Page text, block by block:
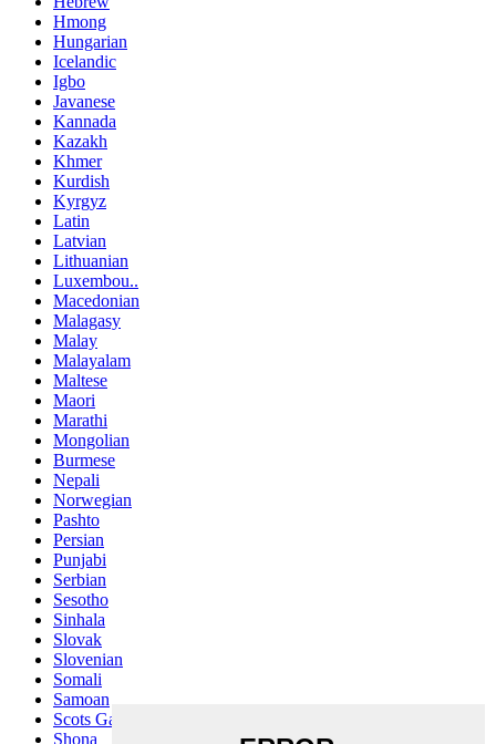
Hmong
Hungarian
Icelandic
Igbo
Javanese
Kannada
Kazakh
Khmer
Kurdish
Kyrgyz
Latin
Latvian
Lithuanian
Luxembou..
Macedonian
Malagasy
Malay
Malayalam
Maltese
Maori
Marathi
Mongolian
Burmese
Nepali
Norwegian
Pashto
Persian
Punjabi
Serbian
Sesotho
Sinhala
Slovak
Slovenian
Somali
Samoan
Scots Gaelic
Shona